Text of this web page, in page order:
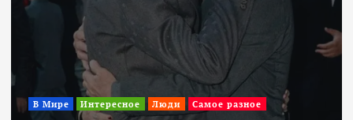
В Мире Интересное Люди Самое разное